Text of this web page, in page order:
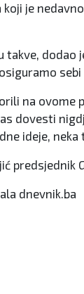
je
takve,
na
dovesti
ideje, neka
predsjednik
dnevnik.ba
izbornu